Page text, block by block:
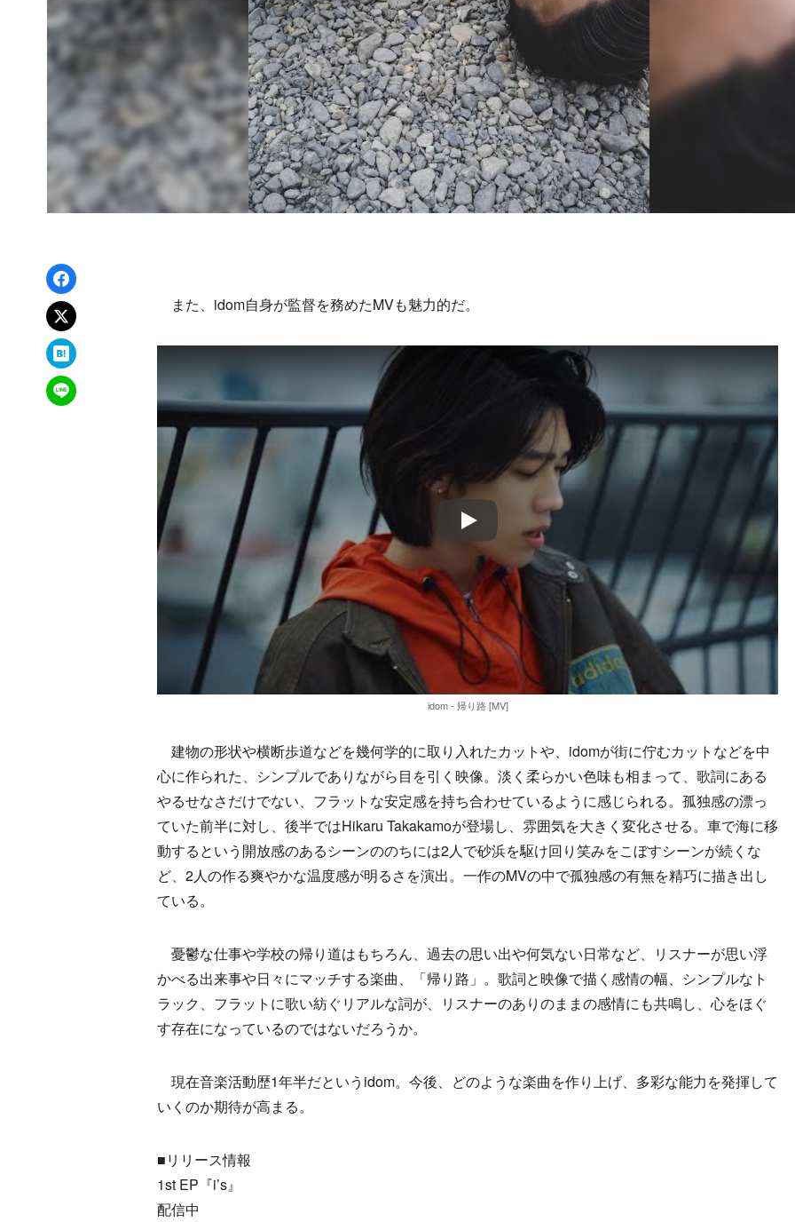
Facebookでシェア
xでポスト
はてなブックマーク
LINEで送る
また、idom自身が監督を務めたMVも魅力的だ。
idom - 帰り路 [MV]
建物の形状や横断歩道などを幾何学的に取り入れたカットや、idomが街に佇むカットなどを中
心に作られた、シンプルでありながら目を引く映像。淡く柔らかい色味も相まって、歌詞にある
やるせなさだけでない、フラットな安定感を持ち合わせているように感じられる。孤独感の漂っ
ていた前半に対し、後半ではHikaru Takakamoが登場し、雰囲気を大きく変化させる。車で海に移
動するという開放感のあるシーンののちには2人で砂浜を駆け回り笑みをこぼすシーンが続くな
ど、2人の作る爽やかな温度感が明るさを演出。一作のMVの中で孤独感の有無を精巧に描き出し
ている。
憂鬱な仕事や学校の帰り道はもちろん、過去の思い出や何気ない日常など、リスナーが思い浮
かべる出来事や日々にマッチする楽曲、「帰り路」。歌詞と映像で描く感情の幅、シンプルなト
ラック、フラットに歌い紡ぐリアルな詞が、リスナーのありのままの感情にも共鳴し、心をほぐ
す存在になっているのではないだろうか。
現在音楽活動歴1年半だというidom。今後、どのような楽曲を作り上げ、多彩な能力を発揮して
いくのか期待が高まる。
■リリース情報
1st EP『i’s』
配信中